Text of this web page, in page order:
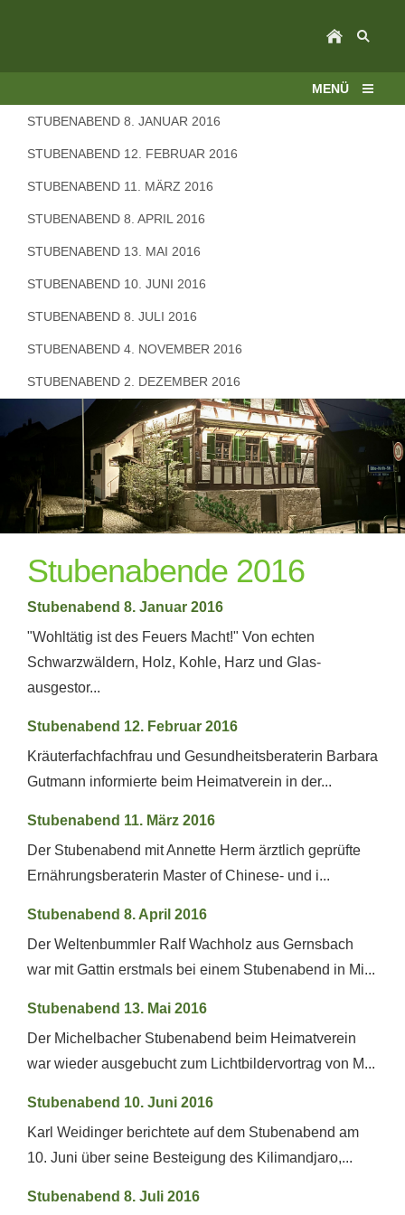
MENÜ
STUBENABEND 8. JANUAR 2016
STUBENABEND 12. FEBRUAR 2016
STUBENABEND 11. MÄRZ 2016
STUBENABEND 8. APRIL 2016
STUBENABEND 13. MAI 2016
STUBENABEND 10. JUNI 2016
STUBENABEND 8. JULI 2016
STUBENABEND 4. NOVEMBER 2016
STUBENABEND 2. DEZEMBER 2016
Stubenabende 2016
Stubenabend 8. Januar 2016
"Wohltätig ist des Feuers Macht!" Von echten
Schwarzwäldern, Holz, Kohle, Harz und Glas-
ausgestor...
Stubenabend 12. Februar 2016
Kräuterfachfachfrau und Gesundheitsberaterin Barbara
Gutmann informierte beim Heimatverein in der...
Stubenabend 11. März 2016
Der Stubenabend mit Annette Herm ärztlich geprüfte
Ernährungsberaterin Master of Chinese- und i...
Stubenabend 8. April 2016
Der Weltenbummler Ralf Wachholz aus Gernsbach
war mit Gattin erstmals bei einem Stubenabend in Mi...
Stubenabend 13. Mai 2016
Der Michelbacher Stubenabend beim Heimatverein
war wieder ausgebucht zum Lichtbildervortrag von M...
Stubenabend 10. Juni 2016
Karl Weidinger berichtete auf dem Stubenabend am
10. Juni über seine Besteigung des Kilimandjaro,...
Stubenabend 8. Juli 2016